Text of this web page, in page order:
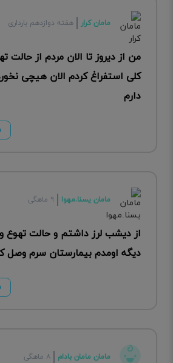
مامان کرار هفته دوازدهم بارداری
من از دیروز تا الان مردم از
کلی استفراغ کردم الان هیچی
دارم
مامان یسنا.مهوا ۹ ماهگی
از دیشب لرز داشتم و حالت تهوع
دیگه اومدم بیمارستان سرم وصل
مامان مامان بادام ۸ ماهگی